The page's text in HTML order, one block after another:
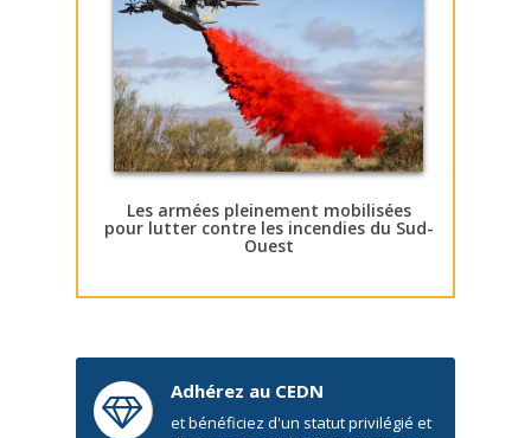
Les armées pleinement mobilisées
pour lutter contre les incendies du Sud-
Ouest
Adhérez au CEDN
et bénéficiez d'un statut privilégié et